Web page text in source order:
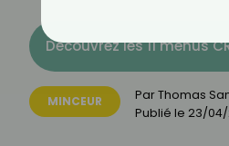
Découvrez les 11 menus
MINCEUR ParThomas
Publié le 23/04/